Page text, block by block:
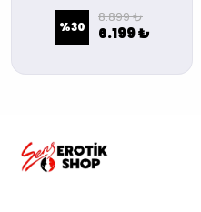
%30
8.899 ₺
6.199 ₺